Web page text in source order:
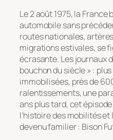
Le 2 août 1975, la
automobile sans
routes nationales,
migrations estivales, se
écrasante. Les journaux
bouchon du siècle » :
immobilisées, près de
ralentissements, une
ans plus tard, cet
l’histoire des mobilités et
devenu familier : Bison